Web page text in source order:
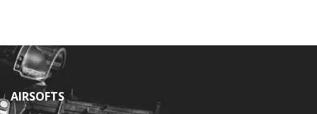
AIRSOFTS